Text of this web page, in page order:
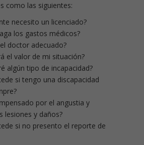
como las siguientes:
necesito un licenciado?
los gastos médicos?
doctor adecuado?
el valor de mi situación?
algún tipo de incapacidad?
si tengo una discapacidad
por el angustia y
lesiones y daños?
si no presento el reporte de